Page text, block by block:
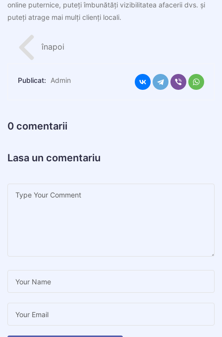
online puternice, puteți îmbunătăți vizibilitatea afacerii dvs. și
puteți atrage mai mulți clienți locali.
înapoi
Publicat: Admin
0 comentarii
Lasa un comentariu